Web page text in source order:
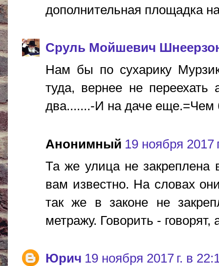
дополнительная площадка
Сруль Мойшевич
Нам бы по сухарику
туда, вернее не
два.......-И на даче
Анонимный 19 ноября 2017
Та же улица не закреплена
вам известно. На словах
так же в законе не
метражу. Говорить - говорят,
Юрич 19 ноября 2017 г. в